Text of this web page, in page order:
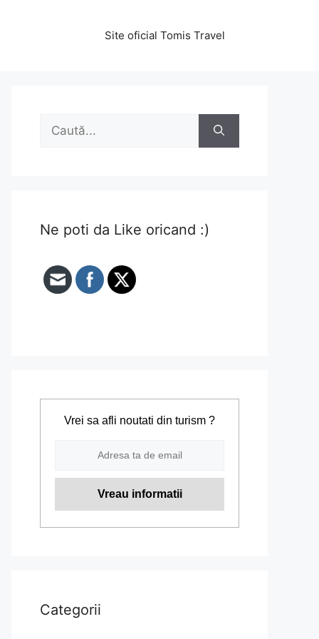
Site oficial Tomis Travel
Caută
Ne poti da Like oricand :)
Vrei sa afli noutati din turism ?
Categorii